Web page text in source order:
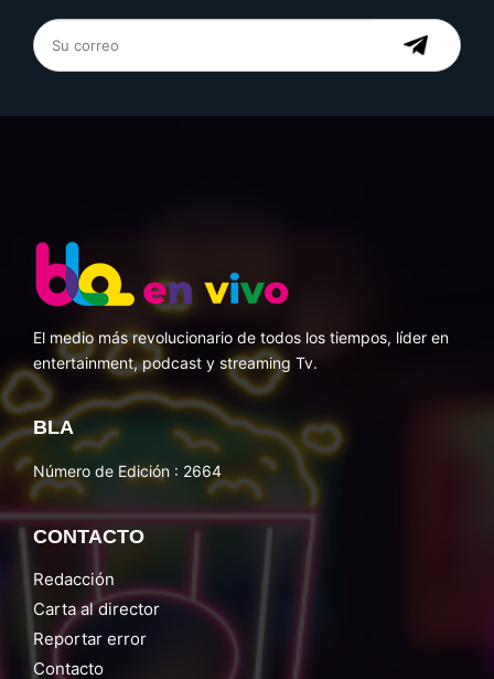
El medio más revolucionario de todos los tiempos, líder en
entertainment, podcast y streaming Tv.
BLA
Número de Edición : 2664
CONTACTO
Redacción
Carta al director
Reportar error
Contacto